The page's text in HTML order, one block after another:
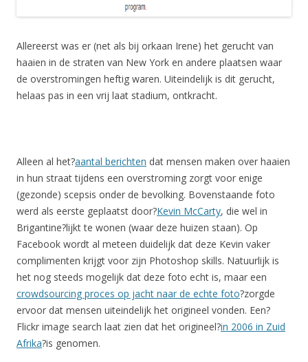
Allereerst was er (net als bij orkaan Irene) het gerucht van
haaien in de straten van New York en andere plaatsen waar
de overstromingen heftig waren. Uiteindelijk is dit gerucht,
helaas pas in een vrij laat stadium, ontkracht.
Alleen al het?aantal berichten dat mensen maken over haaien
in hun straat tijdens een overstroming zorgt voor enige
(gezonde) scepsis onder de bevolking. Bovenstaande foto
werd als eerste geplaatst door?Kevin McCarty, die wel in
Brigantine?lijkt te wonen (waar deze huizen staan). Op
Facebook wordt al meteen duidelijk dat deze Kevin vaker
complimenten krijgt voor zijn Photoshop skills. Natuurlijk is
het nog steeds mogelijk dat deze foto echt is, maar een
crowdsourcing proces op jacht naar de echte foto?zorgde
ervoor dat mensen uiteindelijk het origineel vonden. Een?
Flickr image search laat zien dat het origineel?in 2006 in Zuid
Afrika?is genomen.